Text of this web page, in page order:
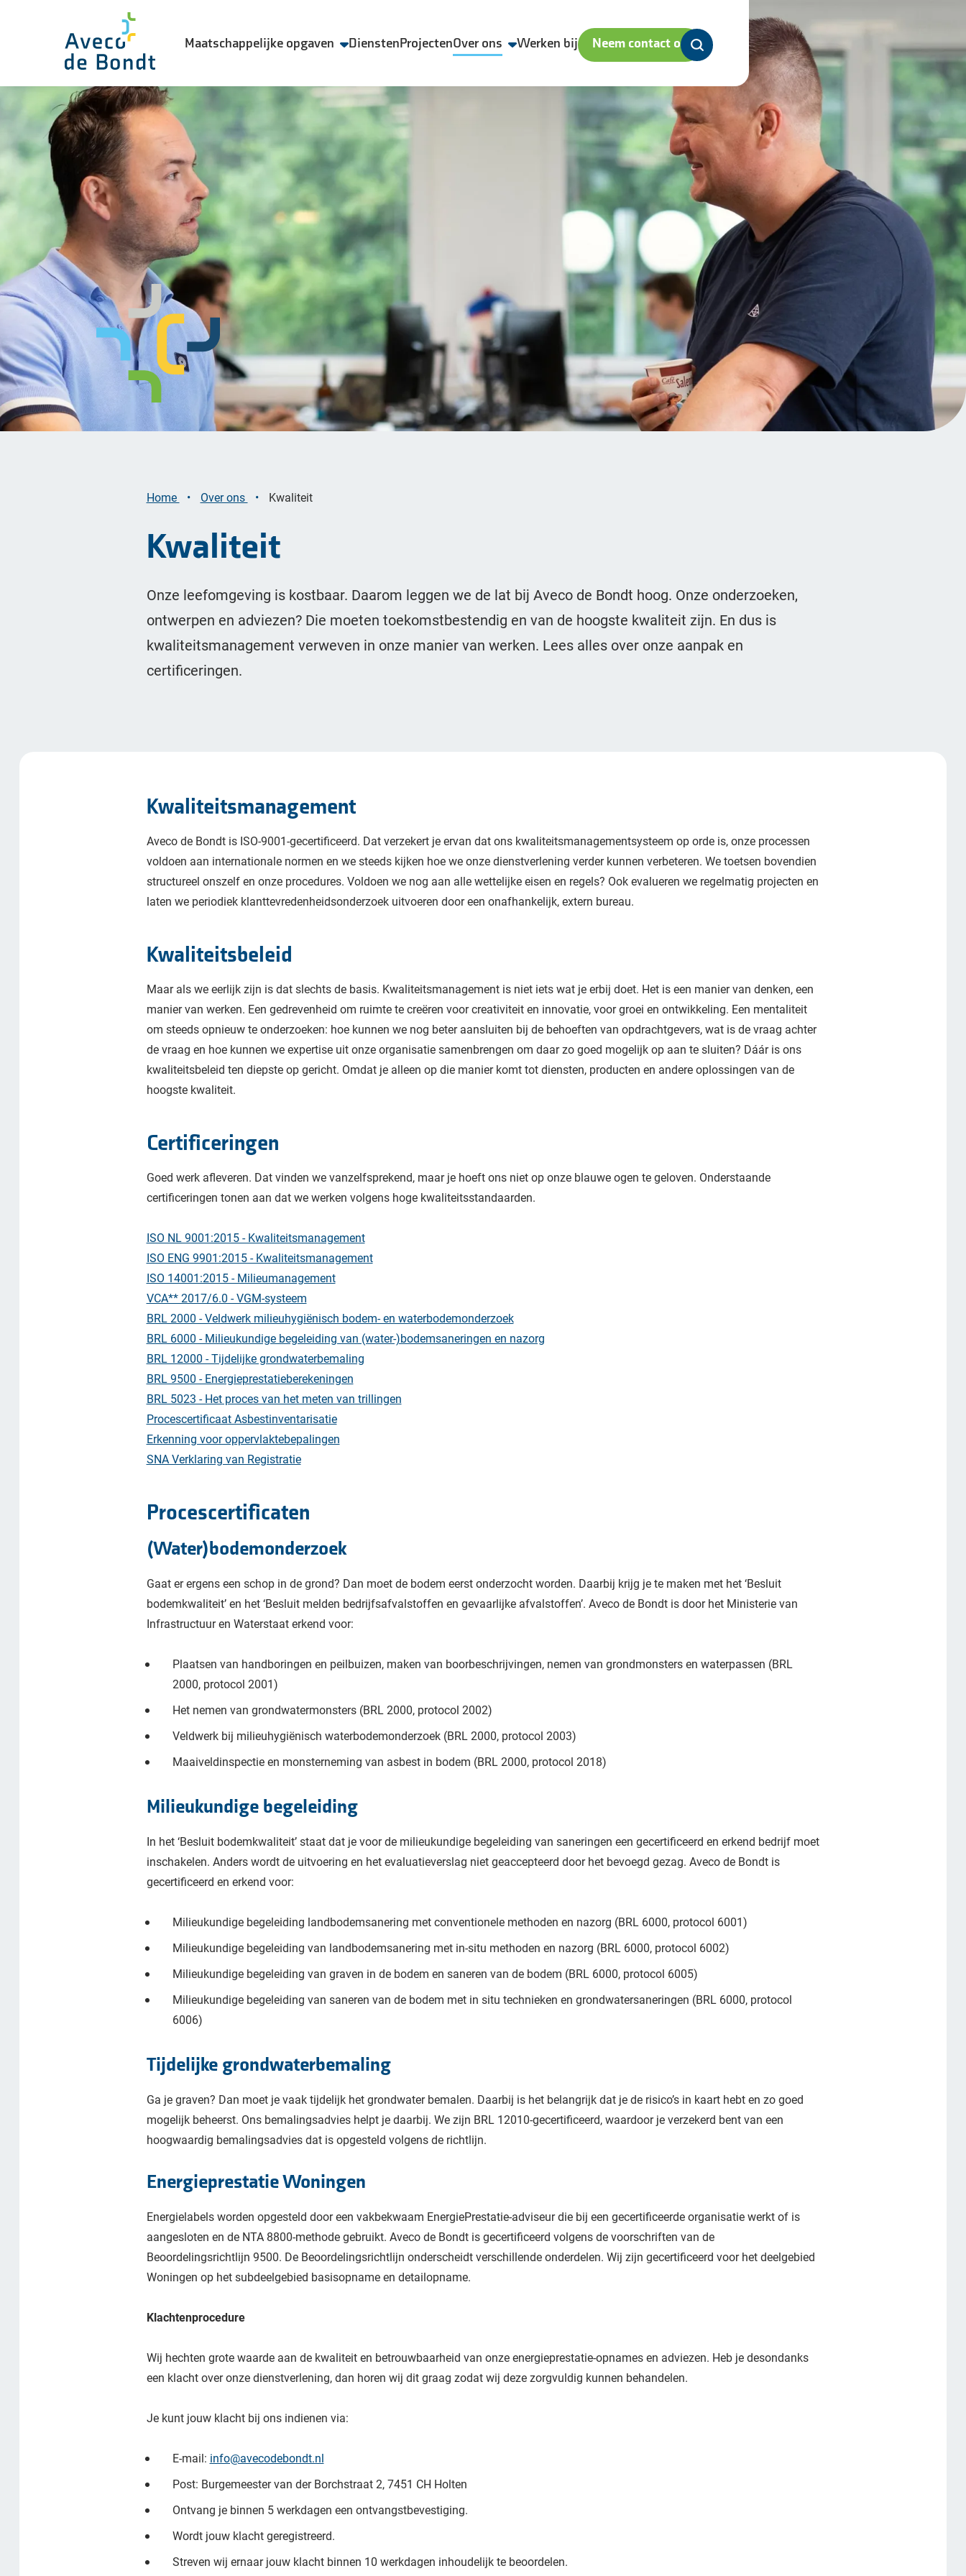
Maatschappelijke opgaven
Biodiversiteit
Energietransitie
Watertransitie
Leefbaarheid in de stad
Landelijke gebiedsontwikkeling
Vernieuwingsopgave
Waterveiligheid
Woning- en utiliteitsbouw
Bekijk alle opgaven
DienstenProjectenOver ons
Veiligheid, Kwaliteit en Duurzaamheid
Werken bij Neem contact op
Home Over ons Kwaliteit
Kwaliteit
Onze leefomgeving is kostbaar. Daarom leggen we de lat bij Aveco de Bondt hoog. Onze onderzoeken,
ontwerpen en adviezen? Die moeten toekomstbestendig en van de hoogste kwaliteit zijn. En dus is
kwaliteitsmanagement verweven in onze manier van werken. Lees alles over onze aanpak en
certificeringen.
Kwaliteitsmanagement
Aveco de Bondt is ISO-9001-gecertificeerd. Dat verzekert je ervan dat ons kwaliteitsmanagementsysteem op orde is, onze processen
voldoen aan internationale normen en we steeds kijken hoe we onze dienstverlening verder kunnen verbeteren. We toetsen bovendien
structureel onszelf en onze procedures. Voldoen we nog aan alle wettelijke eisen en regels? Ook evalueren we regelmatig projecten en
laten we periodiek klanttevredenheidsonderzoek uitvoeren door een onafhankelijk, extern bureau.
Kwaliteitsbeleid
Maar als we eerlijk zijn is dat slechts de basis. Kwaliteitsmanagement is niet iets wat je erbij doet. Het is een manier van denken, een
manier van werken. Een gedrevenheid om ruimte te creëren voor creativiteit en innovatie, voor groei en ontwikkeling. Een mentaliteit
om steeds opnieuw te onderzoeken: hoe kunnen we nog beter aansluiten bij de behoeften van opdrachtgevers, wat is de vraag achter
de vraag en hoe kunnen we expertise uit onze organisatie samenbrengen om daar zo goed mogelijk op aan te sluiten? Dáár is ons
kwaliteitsbeleid ten diepste op gericht. Omdat je alleen op die manier komt tot diensten, producten en andere oplossingen van de
hoogste kwaliteit.
Certificeringen
Goed werk afleveren. Dat vinden we vanzelfsprekend, maar je hoeft ons niet op onze blauwe ogen te geloven. Onderstaande
certificeringen tonen aan dat we werken volgens hoge kwaliteitsstandaarden.
ISO NL 9001:2015 - Kwaliteitsmanagement
ISO ENG 9901:2015 - Kwaliteitsmanagement
ISO 14001:2015 - Milieumanagement
VCA** 2017/6.0 - VGM-systeem
BRL 2000 - Veldwerk milieuhygiënisch bodem- en waterbodemonderzoek
BRL 6000 - Milieukundige begeleiding van (water-)bodemsaneringen en nazorg
BRL 12000 - Tijdelijke grondwaterbemaling
BRL 9500 - Energieprestatieberekeningen
BRL 5023 - Het proces van het meten van trillingen
Procescertificaat Asbestinventarisatie
Erkenning voor oppervlaktebepalingen
SNA Verklaring van Registratie
Procescertificaten
(Water)bodemonderzoek
Gaat er ergens een schop in de grond? Dan moet de bodem eerst onderzocht worden. Daarbij krijg je te maken met het ‘Besluit
bodemkwaliteit’ en het ‘Besluit melden bedrijfsafvalstoffen en gevaarlijke afvalstoffen’. Aveco de Bondt is door het Ministerie van
Infrastructuur en Waterstaat erkend voor:
Plaatsen van handboringen en peilbuizen, maken van boorbeschrijvingen, nemen van grondmonsters en waterpassen (BRL
2000, protocol 2001)
Het nemen van grondwatermonsters (BRL 2000, protocol 2002)
Veldwerk bij milieuhygiënisch waterbodemonderzoek (BRL 2000, protocol 2003)
Maaiveldinspectie en monsterneming van asbest in bodem (BRL 2000, protocol 2018)
Milieukundige begeleiding
In het ‘Besluit bodemkwaliteit’ staat dat je voor de milieukundige begeleiding van saneringen een gecertificeerd en erkend bedrijf moet
inschakelen. Anders wordt de uitvoering en het evaluatieverslag niet geaccepteerd door het bevoegd gezag. Aveco de Bondt is
gecertificeerd en erkend voor:
Milieukundige begeleiding landbodemsanering met conventionele methoden en nazorg (BRL 6000, protocol 6001)
Milieukundige begeleiding van landbodemsanering met in-situ methoden en nazorg (BRL 6000, protocol 6002)
Milieukundige begeleiding van graven in de bodem en saneren van de bodem (BRL 6000, protocol 6005)
Milieukundige begeleiding van saneren van de bodem met in situ technieken en grondwatersaneringen (BRL 6000, protocol
6006)
Tijdelijke grondwaterbemaling
Ga je graven? Dan moet je vaak tijdelijk het grondwater bemalen. Daarbij is het belangrijk dat je de risico’s in kaart hebt en zo goed
mogelijk beheerst. Ons bemalingsadvies helpt je daarbij. We zijn BRL 12010-gecertificeerd, waardoor je verzekerd bent van een
hoogwaardig bemalingsadvies dat is opgesteld volgens de richtlijn.
Energieprestatie Woningen
Energielabels worden opgesteld door een vakbekwaam EnergiePrestatie-adviseur die bij een gecertificeerde organisatie werkt of is
aangesloten en de NTA 8800-methode gebruikt. Aveco de Bondt is gecertificeerd volgens de voorschriften van de
Beoordelingsrichtlijn 9500. De Beoordelingsrichtlijn onderscheidt verschillende onderdelen. Wij zijn gecertificeerd voor het deelgebied
Woningen op het subdeelgebied basisopname en detailopname.
Klachtenprocedure
Wij hechten grote waarde aan de kwaliteit en betrouwbaarheid van onze energieprestatie-opnames en adviezen. Heb je desondanks
een klacht over onze dienstverlening, dan horen wij dit graag zodat wij deze zorgvuldig kunnen behandelen.
Je kunt jouw klacht bij ons indienen via:
E-mail: info@avecodebondt.nl
Post: Burgemeester van der Borchstraat 2, 7451 CH Holten
Ontvang je binnen 5 werkdagen een ontvangstbevestiging.
Wordt jouw klacht geregistreerd.
Streven wij ernaar jouw klacht binnen 10 werkdagen inhoudelijk te beoordelen.